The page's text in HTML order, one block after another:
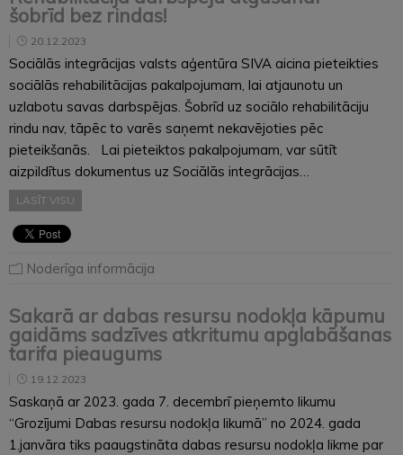
šobrīd bez rindas!
20.12.2023
Sociālās integrācijas valsts aģentūra SIVA aicina pieteikties
sociālās rehabilitācijas pakalpojumam, lai atjaunotu un
uzlabotu savas darbspējas. Šobrīd uz sociālo rehabilitāciju
rindu nav, tāpēc to varēs saņemt nekavējoties pēc
pieteikšanās. Lai pieteiktos pakalpojumam, var sūtīt
aizpildītus dokumentus uz Sociālās integrācijas…
LASĪT VISU
Noderīga informācija
Sakarā ar dabas resursu nodokļa kāpumu
gaidāms sadzīves atkritumu apglabāšanas
tarifa pieaugums
19.12.2023
Saskaņā ar 2023. gada 7. decembrī pieņemto likumu
“Grozījumi Dabas resursu nodokļa likumā” no 2024. gada
1.janvāra tiks paaugstināta dabas resursu nodokļa likme par